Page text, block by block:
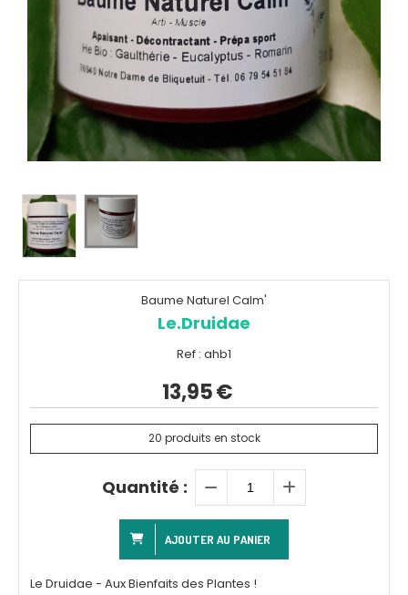
Baume Naturel Calm'
Le.Druidae
Ref : ahb1
13,95€
20 produits en stock
Quantité :
AJOUTER AU PANIER
Le Druidae - Aux Bienfaits des Plantes !